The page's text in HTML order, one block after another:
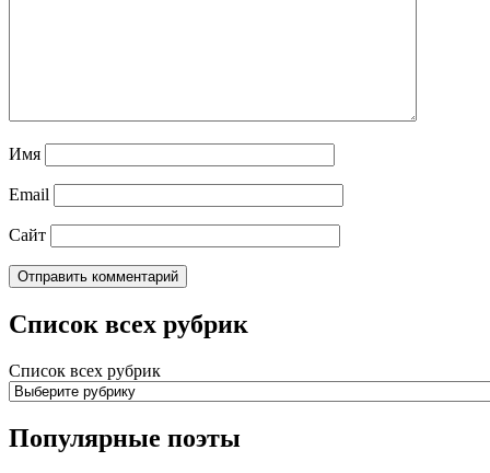
Имя
Email
Сайт
Список всех рубрик
Список всех рубрик
Популярные поэты